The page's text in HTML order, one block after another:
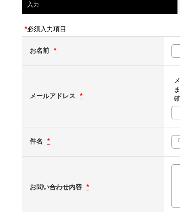
入力
*必須入力項目
お名前 *
メールアドレス *
件名 *
お問い合わせ内容 *